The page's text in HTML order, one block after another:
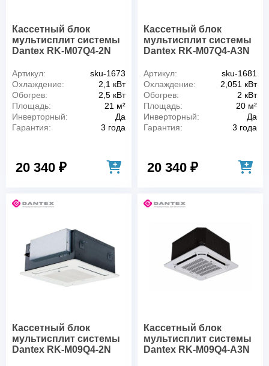
Кассетный блок
мультисплит системы
Dantex RK-M07Q4-2N
Артикул:
sku-1673
Охлаждение:
2,1 кВт
Обогрев:
2,5 кВт
Площадь:
21 м²
Инверторный:
Да
Гарантия:
3 года
20 340 ₽
Кассетный блок
мультисплит системы
Dantex RK-M07Q4-A3N
Артикул:
sku-1681
Охлаждение:
2,051 кВт
Обогрев:
2 кВт
Площадь:
20 м²
Инверторный:
Да
Гарантия:
3 года
20 340 ₽
Кассетный блок
мультисплит системы
Dantex RK-M09Q4-2N
Кассетный блок
мультисплит системы
Dantex RK-M09Q4-A3N